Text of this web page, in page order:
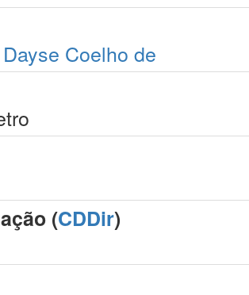
Coelho de
(CDDir)